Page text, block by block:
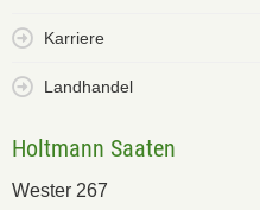
Karriere
Landhandel
Holtmann Saaten
Wester 267